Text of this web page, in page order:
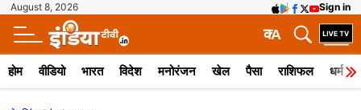
August 8, 2026 Sign in
A
क
होम वीडियो भारत विदेश मनोरंजन खेल पैसा राशिफल धर्म